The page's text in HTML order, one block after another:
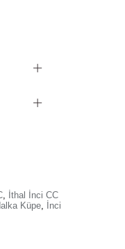
, İthal İnci CC
Küpe,
İnci